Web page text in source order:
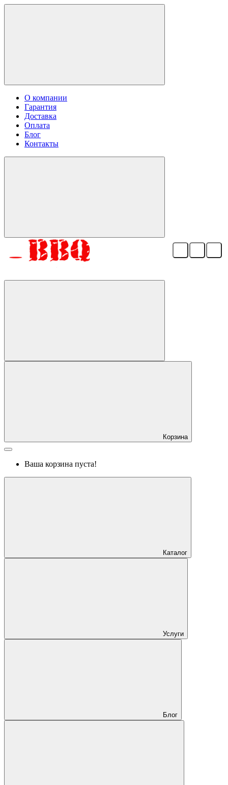
О компании
Гарантия
Доставка
Оплата
Блог
Контакты
Корзина
Ваша корзина пуста!
Каталог
Услуги
Блог